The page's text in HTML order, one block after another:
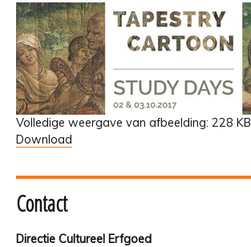
Volledige weergave van afbeelding: 228 KB
Download
Contact
Directie Cultureel Erfgoed